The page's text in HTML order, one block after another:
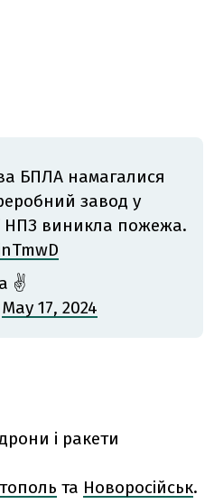
БПЛА намагалися
завод у
НПЗ виникла пожежа.
✌️
May 17, 2024
і ракети
та Новоросійськ.